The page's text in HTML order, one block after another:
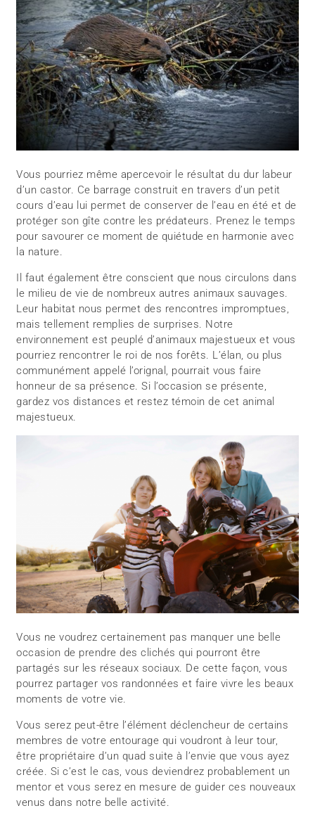
Vous pourriez même apercevoir le résultat du dur labeur
d’un castor. Ce barrage construit en travers d’un petit
cours d’eau lui permet de conserver de l’eau en été et de
protéger son gîte contre les prédateurs. Prenez le temps
pour savourer ce moment de quiétude en harmonie avec
la nature.
Il faut également être conscient que nous circulons dans
le milieu de vie de nombreux autres animaux sauvages.
Leur habitat nous permet des rencontres impromptues,
mais tellement remplies de surprises. Notre
environnement est peuplé d’animaux majestueux et vous
pourriez rencontrer le roi de nos forêts. L’élan, ou plus
communément appelé l’orignal, pourrait vous faire
honneur de sa présence. Si l’occasion se présente,
gardez vos distances et restez témoin de cet animal
majestueux.
Vous ne voudrez certainement pas manquer une belle
occasion de prendre des clichés qui pourront être
partagés sur les réseaux sociaux. De cette façon, vous
pourrez partager vos randonnées et faire vivre les beaux
moments de votre vie.
Vous serez peut-être l’élément déclencheur de certains
membres de votre entourage qui voudront à leur tour,
être propriétaire d’un quad suite à l’envie que vous ayez
créée. Si c’est le cas, vous deviendrez probablement un
mentor et vous serez en mesure de guider ces nouveaux
venus dans notre belle activité.